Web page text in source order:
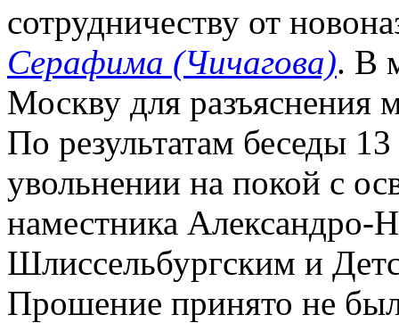
сотрудничеству от
Серафима (Чичагова). В
Москву для разъяснения
По результатам беседы
увольнении на покой с
наместника Александро-
Шлиссельбургским и
Прошение принято не